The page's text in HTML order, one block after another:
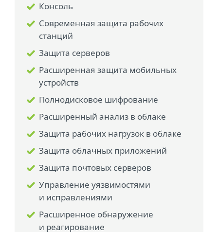
Консоль
Современная защита рабочих
станций
Защита серверов
Расширенная защита мобильных
устройств
Полнодисковое шифрование
Расширенный анализ в облаке
Защита рабочих нагрузок в облаке
Защита облачных приложений
Защита почтовых серверов
Управление уязвимостями
и исправлениями
Расширенное обнаружение
и реагирование